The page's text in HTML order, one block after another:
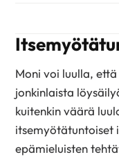
Moni voi luulla,
jonkinlaista
kuitenkin väärä
itsemyötätuntoiset
epämieluisten